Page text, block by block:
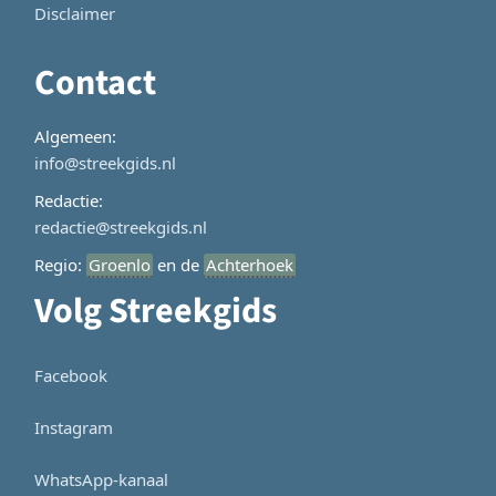
Disclaimer
Contact
Algemeen:
info@streekgids.nl
Redactie:
redactie@streekgids.nl
Regio: Groenlo en de Achterhoek
Volg Streekgids
Facebook
Instagram
WhatsApp-kanaal